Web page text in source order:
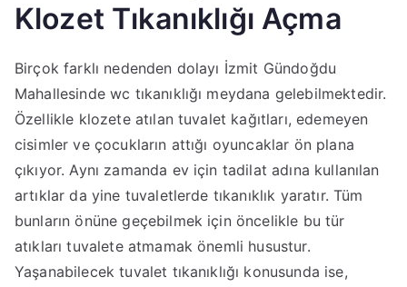
Klozet Tıkanıklığı Açma
Birçok farklı nedenden dolayı İzmit Gündoğdu
Mahallesinde wc tıkanıklığı meydana gelebilmektedir.
Özellikle klozete atılan tuvalet kağıtları, edemeyen
cisimler ve çocukların attığı oyuncaklar ön plana
çıkıyor. Aynı zamanda ev için tadilat adına kullanılan
artıklar da yine tuvaletlerde tıkanıklık yaratır. Tüm
bunların önüne geçebilmek için öncelikle bu tür
atıkları tuvalete atmamak önemli husustur.
Yaşanabilecek tuvalet tıkanıklığı konusunda ise,